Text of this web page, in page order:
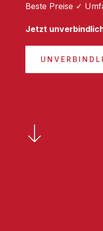
Beste Preise ✓
Jetzt